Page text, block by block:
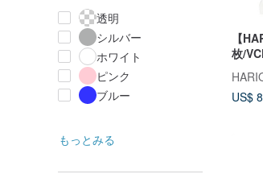
透明
シルバー
ホワイト
ピンク
ブルー
もっとみる
【
枚/
US$